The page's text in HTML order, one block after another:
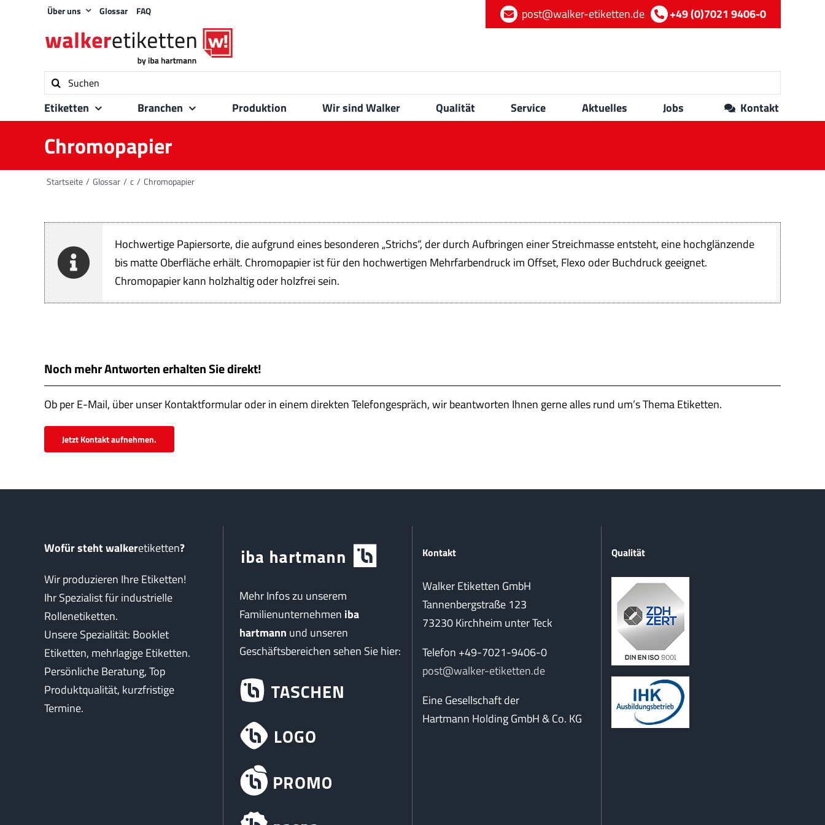
Über uns Glossar FAQ post@walker-etiketten.de +49 (0)7021 9406-0
Suche
nach:
Etiketten Branchen Produktion Wir sind Walker Qualität Service Aktuelles Jobs Kontakt
Chromopapier
Startseite Glossar c Chromopapier
Hochwertige Papiersorte, die aufgrund eines besonderen „Strichs“, der durch Aufbringen einer Streichmasse entsteht, eine hochglänzende
bis matte Oberfläche erhält. Chromopapier ist für den hochwertigen Mehrfarbendruck im Offset, Flexo oder Buchdruck geeignet.
Chromopapier kann holzhaltig oder holzfrei sein.
Noch mehr Antworten erhalten Sie direkt!
Ob per E-Mail, über unser Kontaktformular oder in einem direkten Telefongespräch, wir beantworten Ihnen gerne alles rund um’s Thema Etiketten.
Jetzt Kontakt aufnehmen.
Wofür steht walkeretiketten?
Wir produzieren Ihre Etiketten!
Ihr Spezialist für industrielle
Rollenetiketten.
Unsere Spezialität: Booklet
Etiketten, mehrlagige Etiketten.
Persönliche Beratung, Top
Produktqualität, kurzfristige
Termine.
Mehr Infos zu unserem
Familienunternehmen iba
hartmann und unseren
Geschäftsbereichen sehen Sie hier:
Kontakt
Walker Etiketten GmbH
Tannenbergstraße 123
73230 Kirchheim unter Teck
Telefon +49-7021-9406-0
post@walker-etiketten.de
Eine Gesellschaft der
Hartmann Holding GmbH & Co. KG
Qualität